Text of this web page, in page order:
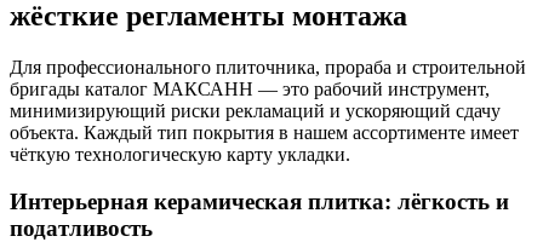
жёсткие регламенты монтажа
Для профессионального плиточника, прораба и строительной
бригады каталог МАКСАНН — это рабочий инструмент,
минимизирующий риски рекламаций и ускоряющий сдачу
объекта. Каждый тип покрытия в нашем ассортименте имеет
чёткую технологическую карту укладки.
Интерьерная керамическая плитка: лёгкость и
податливость